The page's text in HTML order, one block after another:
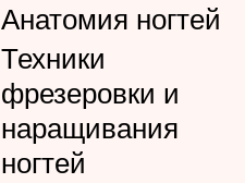
Анатомия ногтей
Техники
фрезеровки и
наращивания
ногтей